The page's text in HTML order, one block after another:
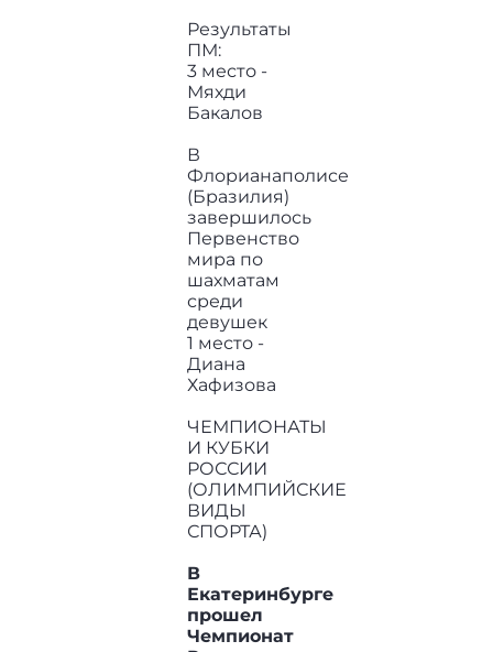
Результаты
ПМ:
3 место -
Мяхди
Бакалов
В
Флорианаполисе
(Бразилия)
завершилось
Первенство
мира по
шахматам
среди
девушек
1 место -
Диана
Хафизова
ЧЕМПИОНАТЫ
И КУБКИ
РОССИИ
(ОЛИМПИЙСКИЕ
ВИДЫ
СПОРТА)
В
Екатеринбурге
прошел
Чемпионат